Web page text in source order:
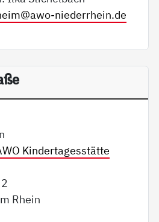
awo-niederrhein.de
Kindertagesstätte
Rhein